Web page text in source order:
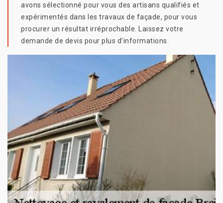
avons sélectionné pour vous des artisans qualifiés et
expérimentés dans les travaux de façade, pour vous
procurer un résultat irréprochable. Laissez votre
demande de devis pour plus d'informations.